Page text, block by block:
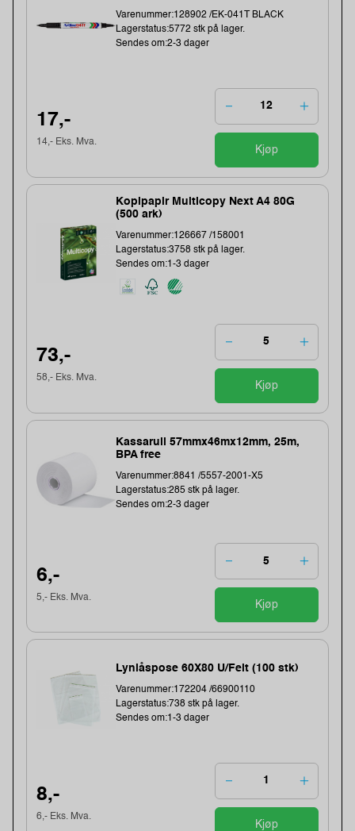
Varenummer:128902 /EK-041T BLACK
Lagerstatus:5772 stk på lager.
Sendes om:2-3 dager
17,-
14,- Eks. Mva.
Kjøp
Kopipapir Multicopy Next A4 80G
(500 ark)
Varenummer:126667 /158001
Lagerstatus:3758 stk på lager.
Sendes om:1-3 dager
73,-
58,- Eks. Mva.
Kjøp
Kassarull 57mmx46mx12mm, 25m,
BPA free
Varenummer:8841 /5557-2001-X5
Lagerstatus:285 stk på lager.
Sendes om:2-3 dager
6,-
5,- Eks. Mva.
Kjøp
Lynlåspose 60X80 U/Felt (100 stk)
Varenummer:172204 /66900110
Lagerstatus:738 stk på lager.
Sendes om:1-3 dager
8,-
6,- Eks. Mva.
Kjøp